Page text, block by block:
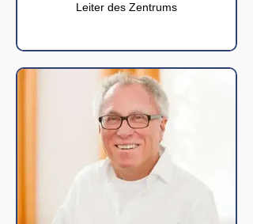
Leiter des Zentrums